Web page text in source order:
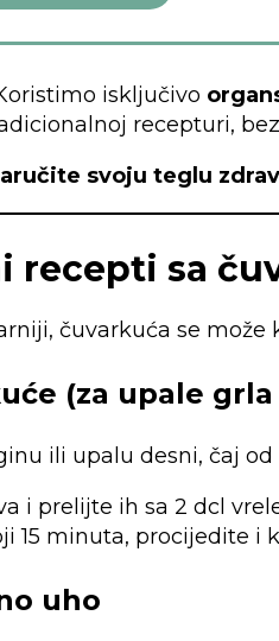
isključivo
recepturi,
svoju teglu
recepti sa
čuvarkuća se može
(za upale
ili upalu desni, čaj
i prelijte ih sa 2 dcl
15 minuta, procijedite
uho